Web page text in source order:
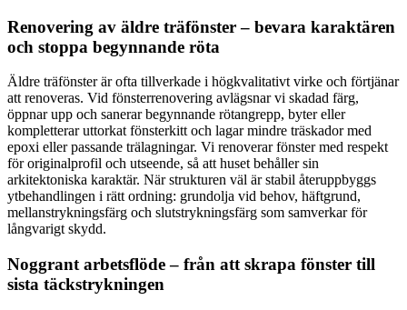
Renovering av äldre träfönster – bevara karaktären
och stoppa begynnande röta
Äldre träfönster är ofta tillverkade i högkvalitativt virke och förtjänar
att renoveras. Vid fönsterrenovering avlägsnar vi skadad färg,
öppnar upp och sanerar begynnande rötangrepp, byter eller
kompletterar uttorkat fönsterkitt och lagar mindre träskador med
epoxi eller passande trälagningar. Vi renoverar fönster med respekt
för originalprofil och utseende, så att huset behåller sin
arkitektoniska karaktär. När strukturen väl är stabil återuppbyggs
ytbehandlingen i rätt ordning: grundolja vid behov, häftgrund,
mellanstrykningsfärg och slutstrykningsfärg som samverkar för
långvarigt skydd.
Noggrant arbetsflöde – från att skrapa fönster till
sista täckstrykningen